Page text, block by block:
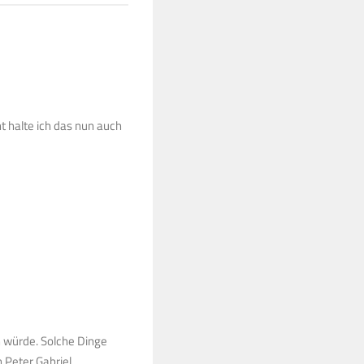
halte ich das nun auch
Solche Dinge